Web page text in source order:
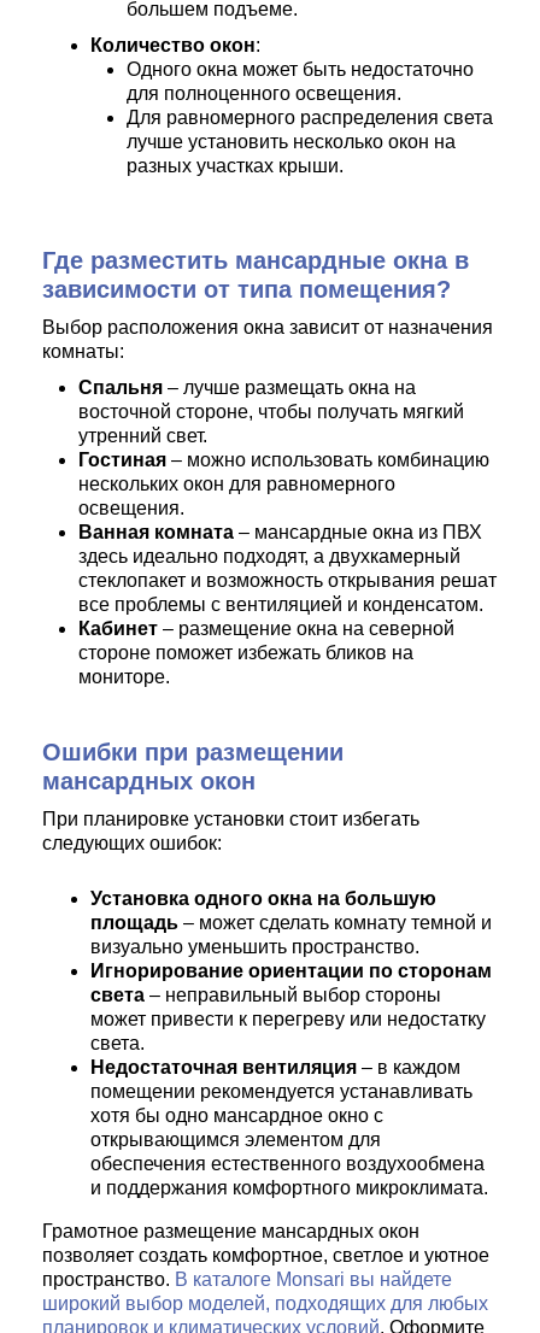
большем подъеме.
Количество окон:
Одного окна может быть недостаточно
для полноценного освещения.
Для равномерного распределения света
лучше установить несколько окон на
разных участках крыши.
Где разместить мансардные окна в
зависимости от типа помещения?
Выбор расположения окна зависит от назначения
комнаты:
Спальня – лучше размещать окна на
восточной стороне, чтобы получать мягкий
утренний свет.
Гостиная – можно использовать комбинацию
нескольких окон для равномерного
освещения.
Ванная комната – мансардные окна из ПВХ
здесь идеально подходят, а двухкамерный
стеклопакет и возможность открывания решат
все проблемы с вентиляцией и конденсатом.
Кабинет – размещение окна на северной
стороне поможет избежать бликов на
мониторе.
Ошибки при размещении
мансардных окон
При планировке установки стоит избегать
следующих ошибок:
Установка одного окна на большую
площадь – может сделать комнату темной и
визуально уменьшить пространство.
Игнорирование ориентации по сторонам
света – неправильный выбор стороны
может привести к перегреву или недостатку
света.
Недостаточная вентиляция – в каждом
помещении рекомендуется устанавливать
хотя бы одно мансардное окно с
открывающимся элементом для
обеспечения естественного воздухообмена
и поддержания комфортного микроклимата.
Грамотное размещение мансардных окон
позволяет создать комфортное, светлое и уютное
пространство. В каталоге Monsari вы найдете
широкий выбор моделей, подходящих для любых
планировок и климатических условий. Оформите